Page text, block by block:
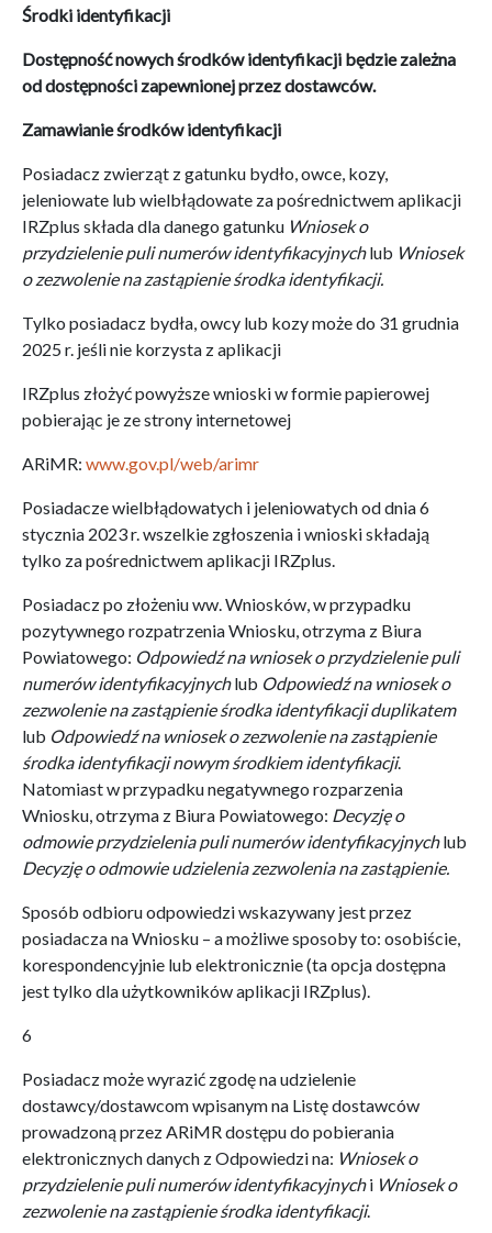
Środki identyfikacji
Dostępność nowych środków identyfikacji będzie zależna
od dostępności zapewnionej przez dostawców.
Zamawianie środków identyfikacji
Posiadacz zwierząt z gatunku bydło, owce, kozy,
jeleniowate lub wielbłądowate za pośrednictwem aplikacji
IRZplus składa dla danego gatunku Wniosek o
przydzielenie puli numerów identyfikacyjnychlub Wniosek
o zezwolenie na zastąpienie środka identyfikacji.
Tylko posiadacz bydła, owcy lub kozy może do 31 grudnia
2025 r. jeśli nie korzysta z aplikacji
IRZplus złożyć powyższe wnioski w formie papierowej
pobierając je ze strony internetowej
ARiMR: www.gov.pl/web/arimr
Posiadacze wielbłądowatych i jeleniowatych od dnia 6
stycznia 2023 r. wszelkie zgłoszenia i wnioski składają
tylko za pośrednictwem aplikacji IRZplus.
Posiadacz po złożeniu ww. Wniosków, w przypadku
pozytywnego rozpatrzenia Wniosku, otrzyma z Biura
Powiatowego: Odpowiedź na wniosek o przydzielenie puli
numerów identyfikacyjnychlub Odpowiedź na wniosek o
zezwolenie na zastąpienie środka identyfikacji duplikatem
lub Odpowiedź na wniosek o zezwolenie na zastąpienie
środka identyfikacji nowym środkiem identyfikacji.
Natomiast w przypadku negatywnego rozparzenia
Wniosku, otrzyma z Biura Powiatowego: Decyzję o
odmowie przydzielenia puli numerów identyfikacyjnychlub
Decyzję o odmowie udzielenia zezwolenia na zastąpienie.
Sposób odbioru odpowiedzi wskazywany jest przez
posiadacza na Wniosku – a możliwe sposoby to: osobiście,
korespondencyjnie lub elektronicznie (ta opcja dostępna
jest tylko dla użytkowników aplikacji IRZplus).
6
Posiadacz może wyrazić zgodę na udzielenie
dostawcy/dostawcom wpisanym na Listę dostawców
prowadzoną przez ARiMR dostępu do pobierania
elektronicznych danych z Odpowiedzi na: Wniosek o
przydzielenie puli numerów identyfikacyjnychi Wniosek o
zezwolenie na zastąpienie środka identyfikacji.